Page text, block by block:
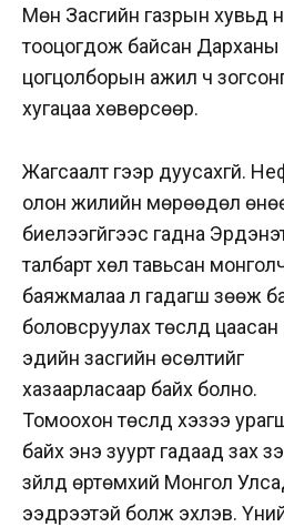
Мөн Засгийн газрын хувьд
тооцогдож байсан Дарханы
цогцолборын ажил ч
хугацаа хөвөрсөөр.
Жагсаалт үүгээр дуусахгүй.
олон жилийн мөрөөдөл
биелээгүйгээс гадна
талбарт хөл тавьсан
баяжмалаа л гадагш зөөж
боловсруулах төслүүд
эдийн засгийн өсөлтийг
хазаарласаар байх болно.
Томоохон төслүүд хэзээ
байх энэ зуурт гадаад зах
зүйлд өртөмхий Монгол
ээдрээтэй болж эхлэв.